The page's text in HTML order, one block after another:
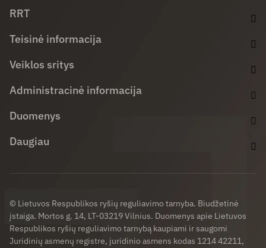
RRT
Teisinė informacija
Veiklos sritys
Administracinė informacija
Duomenys
Daugiau
© Lietuvos Respublikos ryšių reguliavimo tarnyba. Biudžetinė
įstaiga. Mortos g. 14, LT-03219 Vilnius. Duomenys apie Lietuvos
Respublikos ryšių reguliavimo tarnybą kaupiami ir saugomi
Juridinių asmenų registre, juridinio asmens kodas 1214 42211,